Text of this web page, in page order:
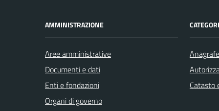
AMMINISTRAZIONE
Aree amministrative
Documenti e dati
Enti e fondazioni
Organi di governo
Catasto